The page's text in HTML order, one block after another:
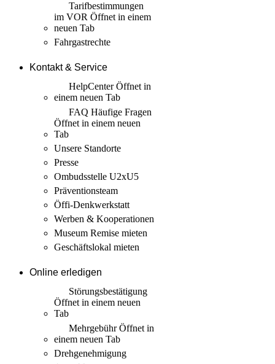
Tarif­bestimmungen
im VOR Öffnet in einem
neuen Tab
Fahrgastrechte
Kontakt & Service
HelpCenterÖffnet in
einem neuen Tab
FAQ Häufige Fragen
Öffnet in einem neuen
Tab
Unsere Standorte
Presse
Ombudsstelle U2xU5
Präventionsteam
Öffi-Denkwerkstatt
Werben & Kooperationen
Museum Remise mieten
Geschäftslokal mieten
Online erledigen
Störungs­bestätigung
Öffnet in einem neuen
Tab
MehrgebührÖffnet in
einem neuen Tab
Drehgenehmigung